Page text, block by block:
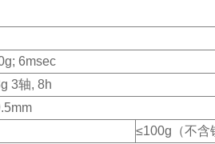
6msec
3轴, 8h
≤100g（不含